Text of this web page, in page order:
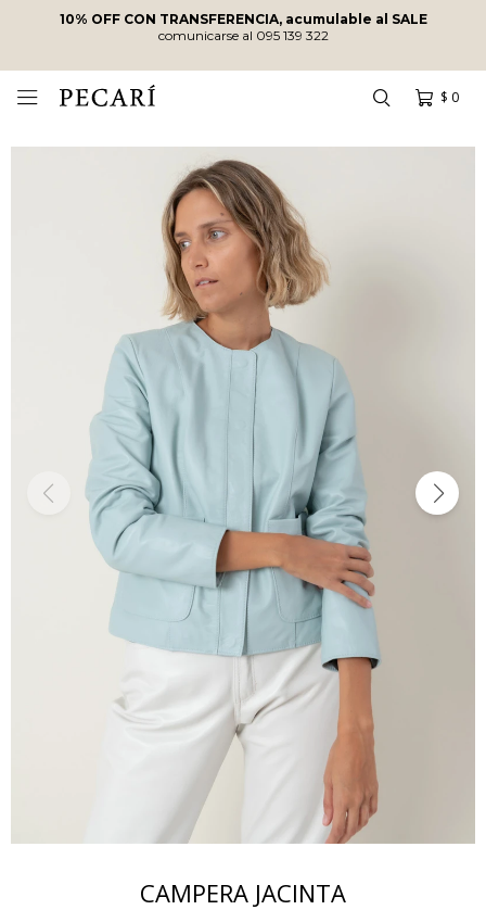
10% OFF CON TRANSFERENCIA, acumulable al SALE
comunicarse al 095 139 322
$ 0

CAMPERA JACINTA